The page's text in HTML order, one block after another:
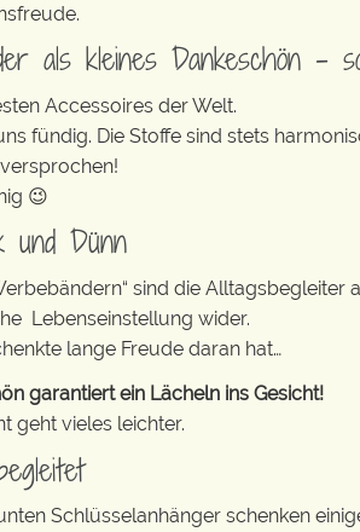
als kleines Dankeschön –
Accessoires der Welt.
fündig. Die Stoffe sind stets
😉
und Dünn
sind die
Lebenseinstellung wider.
lange Freude daran hat…
garantiert ein Lächeln ins Gesicht!
geht vieles leichter.
Schlüsselanhänger schenken